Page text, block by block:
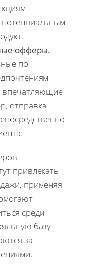
офферы.
по
впечатляющие
отправка
привлекать
применяя
среди
базу
за